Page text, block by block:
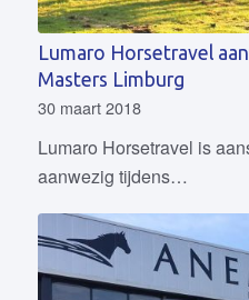
Lumaro Horsetravel
Masters Limburg
30 maart 2018
Lumaro Horsetravel is
aanwezig tijdens…